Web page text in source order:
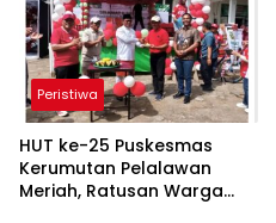
Peristiwa
HUT ke-25 Puskesmas
Kerumutan Pelalawan
Meriah, Ratusan Warga